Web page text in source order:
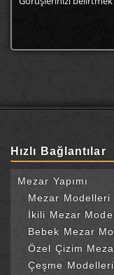
Hızlı Bağlantılar
Mezar Yapımı
Mezar Modelleri
İkili Mezar
Bebek Mezar
Özel Çizim
Çeşme Modelleri